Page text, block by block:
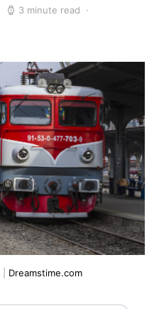
3 minute read
Dreamstime.com